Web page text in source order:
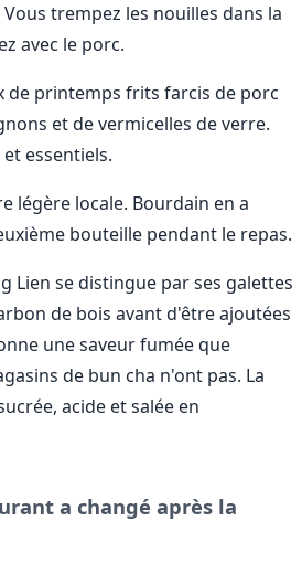
trempez les nouilles dans la
avec le porc.
de printemps frits farcis de porc
et de vermicelles de verre.
essentiels.
légère locale. Bourdain en a
bouteille pendant le repas.
Lien se distingue par ses galettes
de bois avant d'être ajoutées
une saveur fumée que
de bun cha n'ont pas. La
acide et salée en
a changé après la